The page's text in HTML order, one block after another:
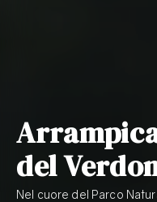
del
Nel cuore del Parco